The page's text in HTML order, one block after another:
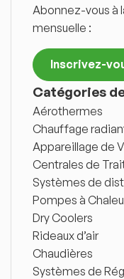
Abonnez-vous à
mensuelle :
Inscrivez-
Catégories
Aérothermes
Chauffage
Appareillage de
Centrales de
Systèmes de
Pompes à
Dry Coolers
Rideaux d’air
Chaudières
Systèmes de